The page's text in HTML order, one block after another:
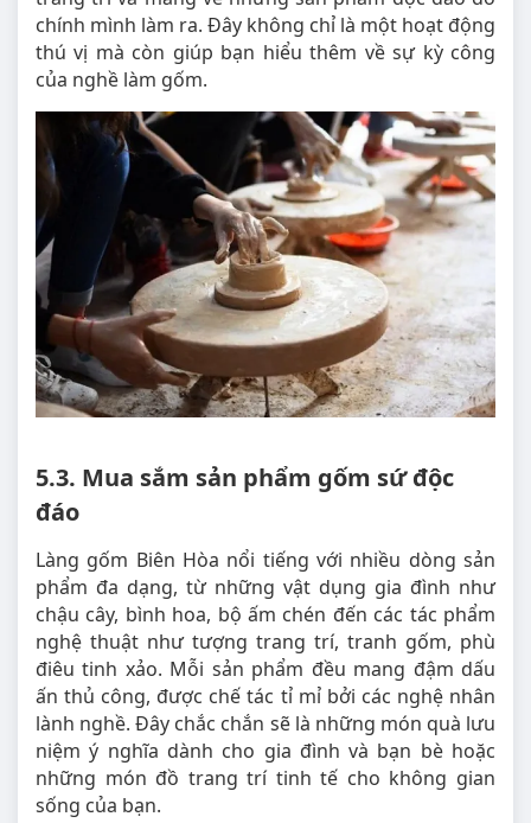
chính mình làm ra. Đây không chỉ là một hoạt động
thú vị mà còn giúp bạn hiểu thêm về sự kỳ công
của nghề làm gốm.
5.3. Mua sắm sản phẩm gốm sứ độc
đáo
Làng gốm Biên Hòa nổi tiếng với nhiều dòng sản
phẩm đa dạng, từ những vật dụng gia đình như
chậu cây, bình hoa, bộ ấm chén đến các tác phẩm
nghệ thuật như tượng trang trí, tranh gốm, phù
điêu tinh xảo. Mỗi sản phẩm đều mang đậm dấu
ấn thủ công, được chế tác tỉ mỉ bởi các nghệ nhân
lành nghề. Đây chắc chắn sẽ là những món quà lưu
niệm ý nghĩa dành cho gia đình và bạn bè hoặc
những món đồ trang trí tinh tế cho không gian
sống của bạn.